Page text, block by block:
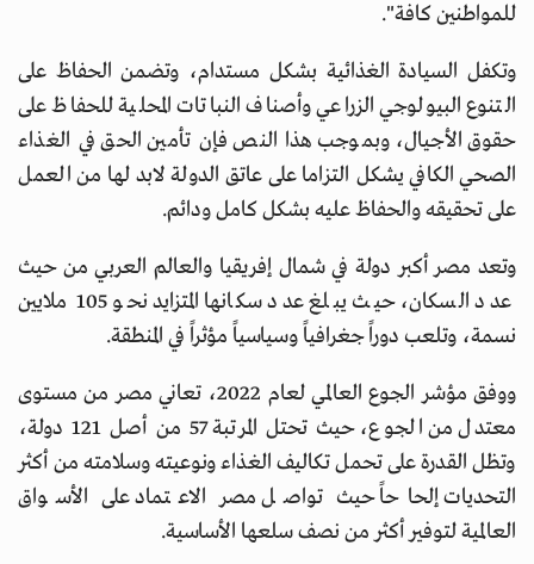
للمواطنين كافة".
وتكفل السيادة الغذائية بشكل مستدام، وتضمن الحفاظ على
التنوع البيولوجي الزراعي وأصناف النباتات المحلية للحفاظ على
حقوق الأجيال، وبموجب هذا النص فإن تأمين الحق في الغذاء
الصحي الكافي يشكل التزاما على عاتق الدولة لابد لها من العمل
على تحقيقه والحفاظ عليه بشكل كامل ودائم.
وتعد مصر أكبر دولة في شمال إفريقيا والعالم العربي من حيث
عدد السكان، حيث يبلغ عدد سكانها المتزايد نحو 105 ملايين
نسمة، وتلعب دوراً جغرافياً وسياسياً مؤثراً في المنطقة.
ووفق مؤشر الجوع العالمي لعام 2022، تعاني مصر من مستوى
معتدل من الجوع، حيث تحتل المرتبة 57 من أصل 121 دولة،
وتظل القدرة على تحمل تكاليف الغذاء ونوعيته وسلامته من أكثر
التحديات إلحاحاً حيث تواصل مصر الاعتماد على الأسواق
العالمية لتوفير أكثر من نصف سلعها الأساسية.